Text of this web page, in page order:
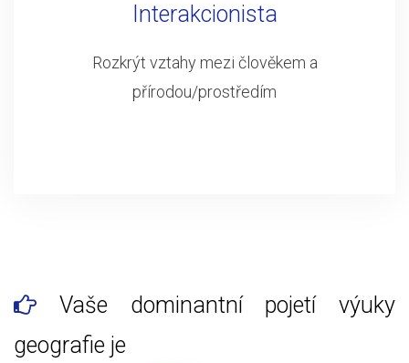
Interakcionista
Rozkrýt vztahy mezi člověkem a
přírodou/prostředím
Vaše dominantní pojetí výuky
geografie je